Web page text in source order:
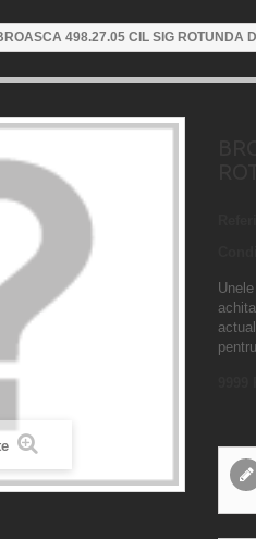
498.27.05 CIL SIG ROTUNDA